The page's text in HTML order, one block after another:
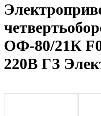
ОФ-80/21К
220В ГЗ